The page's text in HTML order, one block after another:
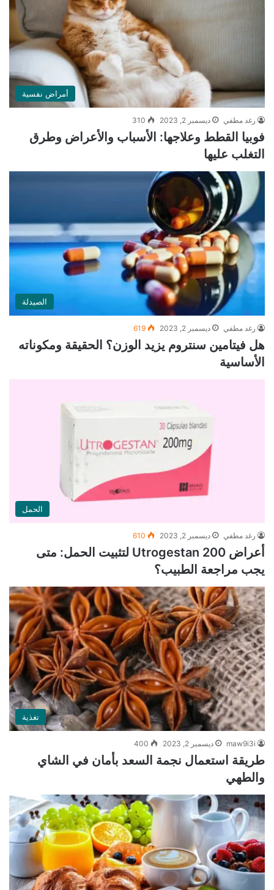
أمراض نفسية
رغد مطفي ديسمبر 2, 2023 310
فوبيا القطط وعلاجها: الأسباب والأعراض وطرق
التغلب عليها
الصيدلة
رغد مطفي ديسمبر 2, 2023 619
هل فيتامين سنتروم يزيد الوزن؟ الحقيقة ومكوناته
الأساسية
الحمل
رغد مطفي ديسمبر 2, 2023 610
أعراض Utrogestan 200 لتثبيت الحمل: متى
يجب مراجعة الطبيب؟
تغذية
maw9i3i ديسمبر 2, 2023 400
طريقة استعمال نجمة السعد بأمان في الشاي
والطهي